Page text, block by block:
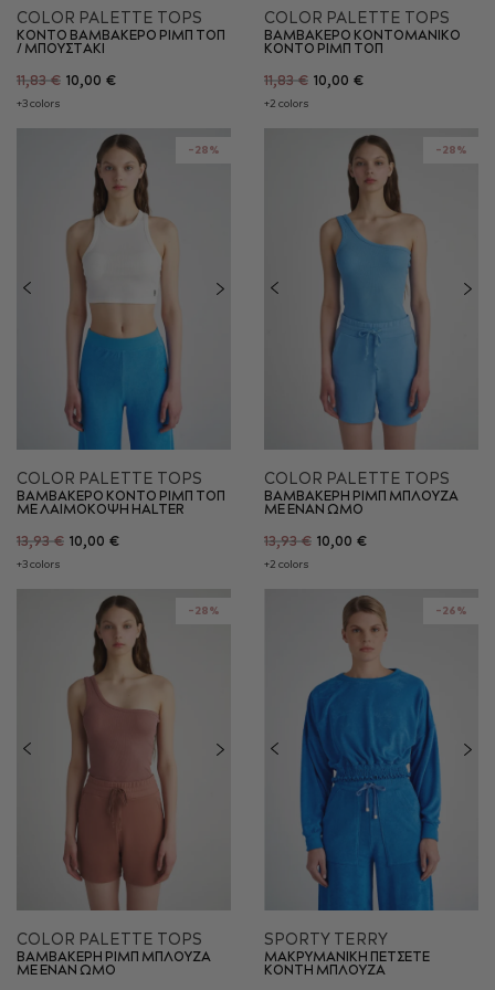
COLOR PALETTE TOPS
ΚΟΝΤΟ ΒΑΜΒΑΚΕΡΟ ΡΙΜΠ ΤΟΠ
/ ΜΠΟΥΣΤAΚΙ
11,83 € 10,00 €
+3 colors
COLOR PALETTE TOPS
ΒΑΜΒΑΚΕΡΟ ΚΟΝΤΟΜΑΝΙΚΟ
ΚΟΝΤΟ ΡΙΜΠ ΤΟΠ
11,83 € 10,00 €
+2 colors
-28%
COLOR PALETTE TOPS
ΒΑΜΒΑΚΕΡΟ ΚΟΝΤΟ ΡΙΜΠ ΤΟΠ
ΜΕ ΛΑΙΜΟΚΟΨΗ HALTER
13,93 € 10,00 €
+3 colors
-28%
COLOR PALETTE TOPS
ΒΑΜΒΑΚΕΡΗ ΡΙΜΠ ΜΠΛΟΥΖΑ
ΜΕ ΕΝΑΝ ΩΜΟ
13,93 € 10,00 €
+2 colors
-28%
COLOR PALETTE TOPS
ΒΑΜΒΑΚΕΡΗ ΡΙΜΠ ΜΠΛΟΥΖΑ
ΜΕ ΕΝΑΝ ΩΜΟ
-26%
SPORTY TERRY
ΜΑΚΡΥΜΑΝΙΚΗ ΠΕΤΣΕΤΕ
ΚΟΝΤΗ ΜΠΛΟΥΖΑ